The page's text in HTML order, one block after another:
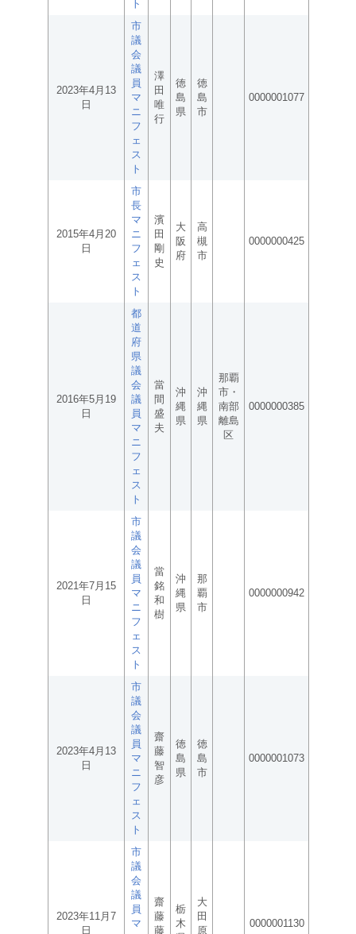
ト
2023年4月13
日
市
議
会
議
員
マ
ニ
フ
ェ
ス
ト
澤
田
唯
行
徳
島
県
徳
島
市
0000001077
2015年4月20
日
市
長
マ
ニ
フ
ェ
ス
ト
濱
田
剛
史
大
阪
府
高
槻
市
0000000425
2016年5月19
日
都
道
府
県
議
会
議
員
マ
ニ
フ
ェ
ス
ト
當
間
盛
夫
沖
縄
県
沖
縄
県
那覇
市・
南部
離島
区
0000000385
2021年7月15
日
市
議
会
議
員
マ
ニ
フ
ェ
ス
ト
當
銘
和
樹
沖
縄
県
那
覇
市
0000000942
2023年4月13
日
市
議
会
議
員
マ
ニ
フ
ェ
ス
ト
齋
藤
智
彦
徳
島
県
徳
島
市
0000001073
2023年11月7
日
市
議
会
議
員
マ
齋
藤
藤
栃
木
大
田
原
0000001130